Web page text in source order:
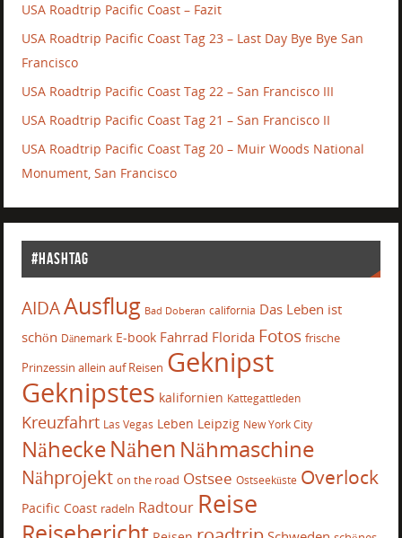
USA Roadtrip Pacific Coast – Fazit
USA Roadtrip Pacific Coast Tag 23 – Last Day Bye Bye San
Francisco
USA Roadtrip Pacific Coast Tag 22 – San Francisco III
USA Roadtrip Pacific Coast Tag 21 – San Francisco II
USA Roadtrip Pacific Coast Tag 20 – Muir Woods National
Monument, San Francisco
#Hashtag
AIDAAusflug Bad Doberan california Das Leben ist
schön Dänemark E-book Fahrrad Florida Fotos frische
Prinzessin allein auf Reisen Geknipst
Geknipstes kalifornien Kattegattleden
Kreuzfahrt Las Vegas Leben Leipzig New York City
NäheckeNähen Nähmaschine
Nähprojekt on the road Ostsee Ostseeküste Overlock
Pacific Coast radeln Radtour Reise